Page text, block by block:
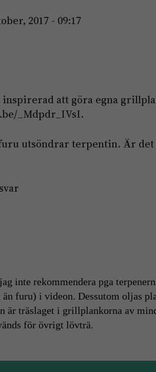
2017 - 09:17
att göra egna
_Mdpdr_IVsI.
utsöndrar terpentin. Är det
inte rekommendera pga
än furu) i videon. Dessutom oljas
är träslaget i grillplankorna av
för övrigt lövträ.